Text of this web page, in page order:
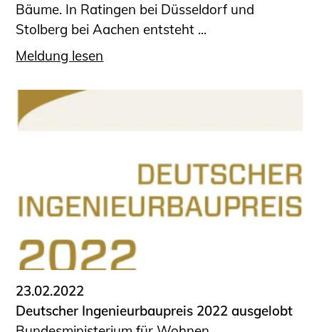
Bäume. In Ratingen bei Düsseldorf und
Stolberg bei Aachen entsteht ...
Meldung lesen
23.02.2022
Deutscher Ingenieurbaupreis 2022 ausgelobt